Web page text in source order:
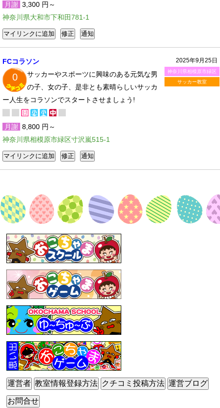
月謝 3,300 円～
神奈川県大和市下和田781-1
2025年9月25日
神奈川県相模原市緑区
サッカー教室
FCコラソン
0
サッカーやスポーツに興味のある元気な男
の子、女の子、是非とも素晴らしいサッカ
ー人生をコラソンでスタートさせましょう!
月謝 8,800 円～
神奈川県相模原市緑区寸沢嵐515-1